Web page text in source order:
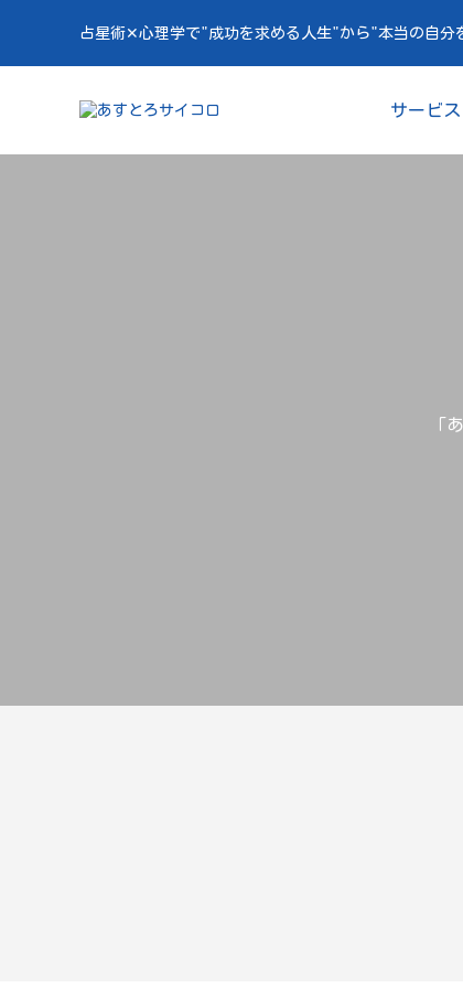
占星術✕心理学で"成功を求める人生"から"本当の自分
サービス
「